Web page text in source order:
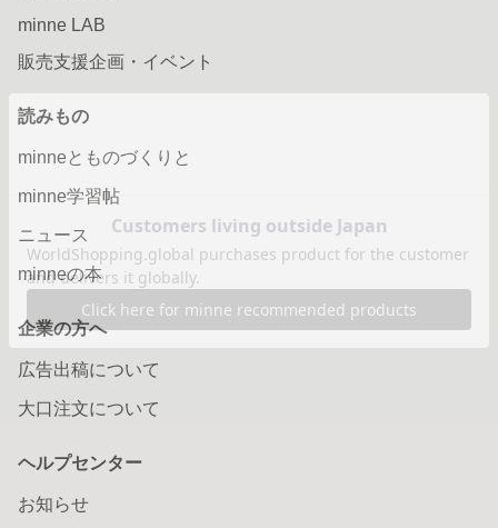
minne LAB
販売支援企画・イベント
読みもの
minneとものづくりと
minne学習帖
ニュース
minneの本
企業の方へ
広告出稿について
大口注文について
ヘルプセンター
お知らせ